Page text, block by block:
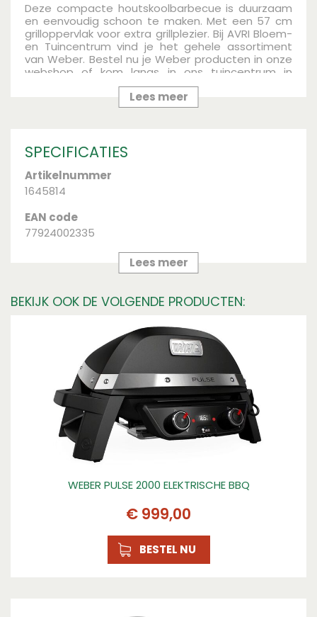
Deze compacte houtskoolbarbecue is duurzaam
en eenvoudig schoon te maken. Met een 57 cm
grilloppervlak voor extra grillplezier. Bij AVRI Bloem-
en Tuincentrum vind je het gehele assortiment
van Weber. Bestel nu je Weber producten in onze
webshop of kom langs in ons tuincentrum in
Lees meer
SPECIFICATIES
Artikelnummer
1645814
EAN code
77924002335
Garantie
black, Zwart
Plaatsing
Statief met wielen
Rooster / grillplaat
Rooster
Houtskoolbarbecues, Houtskool
Lees meer
BEKIJK OOK DE VOLGENDE PRODUCTEN:
WEBER PULSE 2000 ELEKTRISCHE BBQ
€ 999,00
BESTEL NU